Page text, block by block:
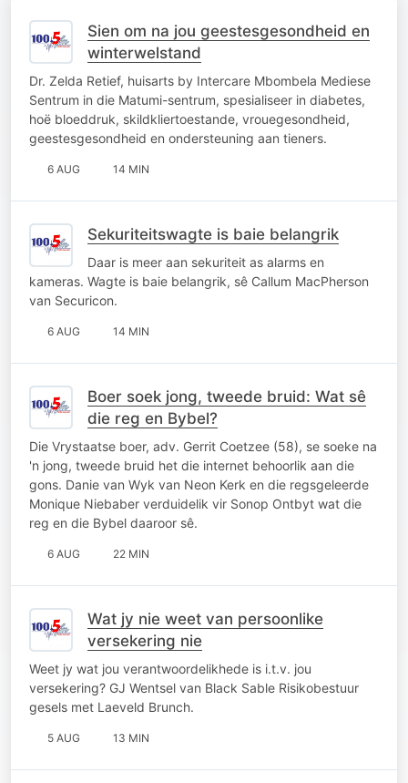
Sien om na jou geestesgesondheid en
winterwelstand
Dr. Zelda Retief, huisarts by Intercare Mbombela Mediese
Sentrum in die Matumi-sentrum, spesialiseer in diabetes,
hoë bloeddruk, skildkliertoestande, vrouegesondheid,
geestesgesondheid en ondersteuning aan tieners.
6 AUG 14 MIN
Sekuriteitswagte is baie belangrik
Daar is meer aan sekuriteit as alarms en
kameras. Wagte is baie belangrik, sê Callum MacPherson
van Securicon.
6 AUG 14 MIN
Boer soek jong, tweede bruid: Wat sê
die reg en Bybel?
Die Vrystaatse boer, adv. Gerrit Coetzee (58), se soeke na
'n jong, tweede bruid het die internet behoorlik aan die
gons. Danie van Wyk van Neon Kerk en die regsgeleerde
Monique Niebaber verduidelik vir Sonop Ontbyt wat die
reg en die Bybel daaroor sê.
6 AUG 22 MIN
Wat jy nie weet van persoonlike
versekering nie
Weet jy wat jou verantwoordelikhede is i.t.v. jou
versekering? GJ Wentsel van Black Sable Risikobestuur
gesels met Laeveld Brunch.
5 AUG 13 MIN